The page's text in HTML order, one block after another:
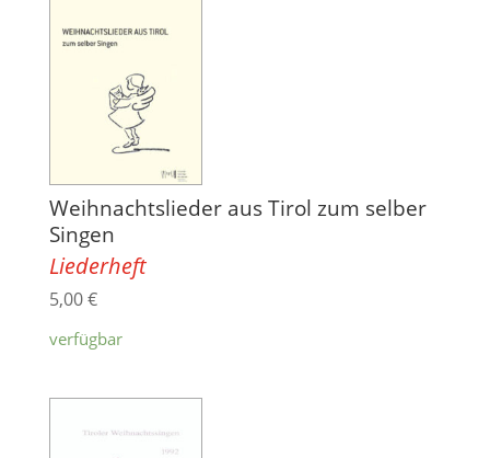
Weihnachtslieder aus Tirol zum selber
Singen
Liederheft
5,00€
verfügbar